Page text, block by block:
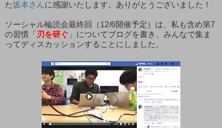
た坂本さんに感謝いたします。ありがとうございました！
ソーシャル輪読会最終回（12/6開催予定）は、私も含め第7
の習慣「 刃を研ぐ 」についてブログを書き、みんなで集ま
ってディスカッションすることにしました。